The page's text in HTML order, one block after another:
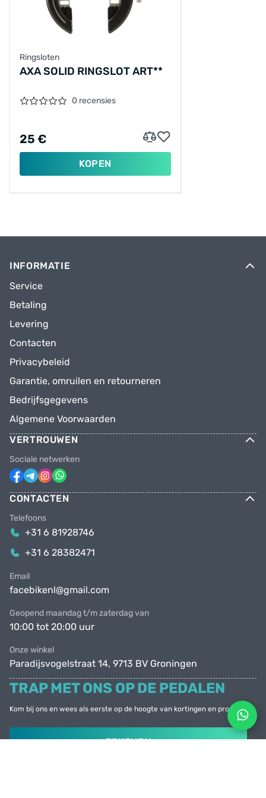
Ringsloten
AXA SOLID RINGSLOT ART**
0 recensies
25 €
KOPEN
INFORMATIE
Service
Betaling
Levering
Contacten
Privacybeleid
Garantie, omruilen en retourneren
Bedrijfsgegevens
Algemene Voorwaarden
VERTROUWEN
Sociale netwerken
CONTACTEN
Telefoons
+31 6 81928746
+31 6 28382471
Email
facebikenl@gmail.com
Geopend maandag t/m zaterdag van
10:00 tot 20:00 uur
Onze winkel
Paradijsvogelstraat 14, 9713 BV Groningen
TRAP MET ONS OP DE PEDALEN
Kom bij ons en wees als eerste op de hoogte van kortingen en promoties
TEKENEN